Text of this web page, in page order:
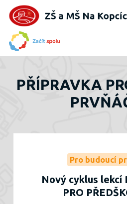
PŘÍPRAVKA
Pro budoucí
Nový cyklus lekcí
PRO